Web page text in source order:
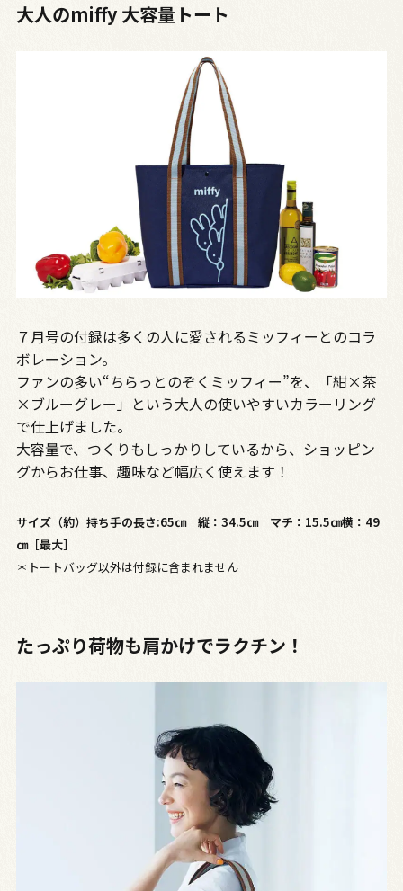
大人のmiffy 大容量トート
７月号の付録は多くの人に愛されるミッフィーとのコラ
ボレーション。
ファンの多い“ちらっとのぞくミッフィー”を、「紺×茶
×ブルーグレー」という大人の使いやすいカラーリング
で仕上げました。
大容量で、つくりもしっかりしているから、ショッピン
グからお仕事、趣味など幅広く使えます！
サイズ（約）持ち手の長さ:65㎝ 縦：34.5㎝ マチ：15.5㎝横：49
㎝［最大］
＊トートバッグ以外は付録に含まれません
たっぷり荷物も肩かけでラクチン！